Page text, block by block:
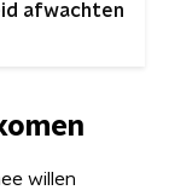
afwachten
willen